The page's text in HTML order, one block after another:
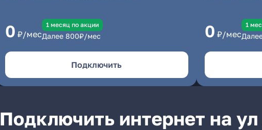
0 ₽/мес
1 месяц по акции
Далее 800₽/мес
Подключить
0 ₽/мес
1
Подключить интернет на